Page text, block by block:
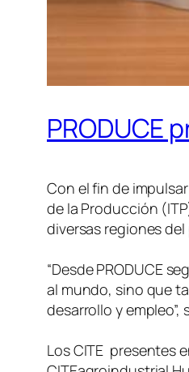
PRODUCE
Con el fin de
de la Producción
diversas regiones del
“Desde PRODUCE
al mundo, sino que
desarrollo y
Los CITE presentes